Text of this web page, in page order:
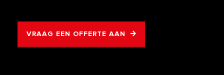
VRAAG EEN OFFERTE AAN